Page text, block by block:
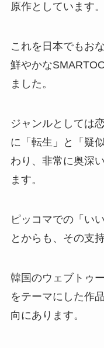
原作としています。
これを日本でもお
鮮やかな
ました。
ジャンルとしては
に「転生」と「疑
わり、非常に奥深
ます。
ピッコマでの「い
とからも、その支
韓国のウェブトゥ
をテーマにした作
向にあります。